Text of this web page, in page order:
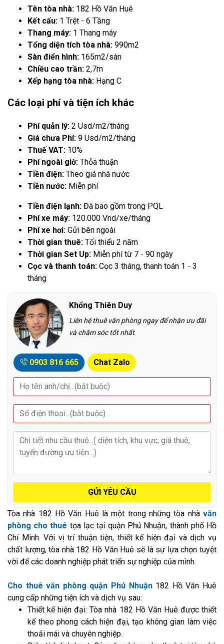
Tên tòa nhà: 182 Hồ Văn Huê
Kết cấu: 1 Trệt - 6 Tầng
Thang máy: 1 Thang máy
Tổng diện tích tòa nhà: 990m2
Sàn điển hình: 165m2/sàn
Chiều cao trần: 2,7m
Xếp hạng tòa nhà: Hạng C
Các loại phí và tiện ích khác
Phí quản lý: 2 Usd/m2/tháng
Giá chưa Phí: 9 Usd/m2/tháng
Thuế VAT: 10%
Phí ngoài giờ: Thỏa thuận
Tiền điện: Theo giá nhà nước
Tiền nước: Miễn phí
Tiền điện lạnh: Đã bao gồm trong PQL
Phí xe máy: 120.000 Vnd/xe/tháng
Phí xe hơi: Gửi bên ngoài
Thời gian thuê: Tối thiểu 2 năm
Thời gian Set Up: Miễn phí từ 7 - 90 ngày
Cọc và thanh toán: Cọc 3 tháng, thanh toán 1 - 3
tháng
Khổng Thiên Duy
Liên hệ thuê văn phòng ngay để nhận ưu đãi
và chăm sóc tốt nhất
0903 816 665 Chat Zalo
GỬI YÊU CẦU
Tòa nhà 182 Hồ Văn Huê là một trong những tòa nhà văn
phòng cho thuê tọa lạc tại quận Phú Nhuận, thành phố Hồ
Chí Minh. Với vị trí thuận tiện, thiết kế hiện đại và dịch vụ
chất lượng, tòa nhà 182 Hồ Văn Huê sẽ là sự lựa chọn tuyệt
vời để các doanh nghiệp phát triển sự nghiệp của mình.
Cho thuê văn phòng quận Phú Nhuận182 Hồ Văn Huê
cung cấp những tiện ích và dịch vụ sau:
Thiết kế hiện đại: Tòa nhà 182 Hồ Văn Huê được thiết
kế theo phong cách hiện đại, tạo không gian làm việc
thoải mái và chuyên nghiệp.